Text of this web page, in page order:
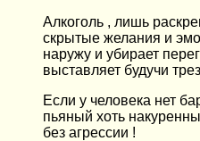
Алкоголь , лишь
скрытые желания и
наружу и убирает
выставляет будучи
Если у человека нет
пьяный хоть
без агрессии !